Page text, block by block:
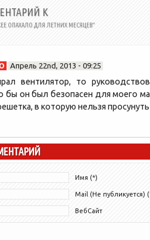
К
ОПАХАЛО ДЛЯ ЛЕТНИХ МЕСЯЦЕВ”
Апрель 22nd, 2013 - 09:25
вентилятор, то
бы он был безопасен для моего
в которую нельзя
Имя (*)
Mail (Не публикуется)
ВебСайт